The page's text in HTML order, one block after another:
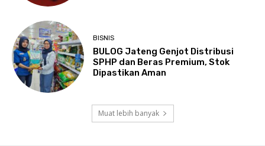
BISNIS
BULOG Jateng Genjot Distribusi
SPHP dan Beras Premium, Stok
Dipastikan Aman
Muat lebih banyak